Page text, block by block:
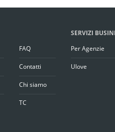
FAQ
Contatti
Chi siamo
TC
SERVIZI
Per Agenzie
Ulove